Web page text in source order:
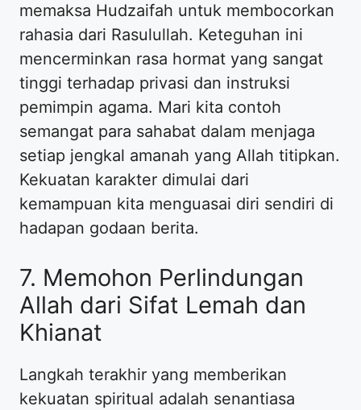
memaksa Hudzaifah untuk membocorkan
rahasia dari Rasulullah. Keteguhan ini
mencerminkan rasa hormat yang sangat
tinggi terhadap privasi dan instruksi
pemimpin agama. Mari kita contoh
semangat para sahabat dalam menjaga
setiap jengkal amanah yang Allah titipkan.
Kekuatan karakter dimulai dari
kemampuan kita menguasai diri sendiri di
hadapan godaan berita.
7. Memohon Perlindungan
Allah dari Sifat Lemah dan
Khianat
Langkah terakhir yang memberikan
kekuatan spiritual adalah senantiasa